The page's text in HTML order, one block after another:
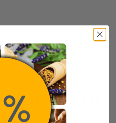
EBENFALLS